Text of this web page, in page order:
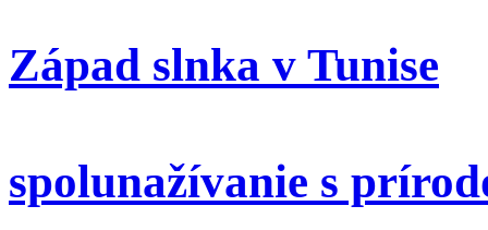
Západ slnka v Tunise
spolunažívanie s